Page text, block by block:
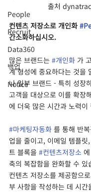
People
Recruit
Data360
백업
Notice
출처
컨텐츠 저장소로 개인화
간소화하십시오.
많은 브랜드는 #개인화 가
계 형성에 중요하다는 것을
나 일부 브랜드 - 특히 성장
고객을 대상으로 이를 확장
에 더욱 많은 시간과 노력이
#마케팅자동화 를 통해 반
업을 줄이고, 이메일 템플
트 블록을 #컨텐츠저장소
축의 복잡함을 완화할 수 있
컨텐츠 저장소를 제공함으
부 사항을 작성하는 데 시간